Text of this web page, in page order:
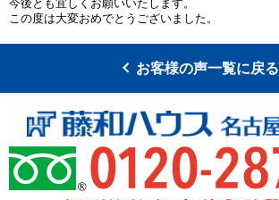
今後とも宜しくお願いいたします。
この度は大変おめでとうございました。
お客様の声一覧に戻る